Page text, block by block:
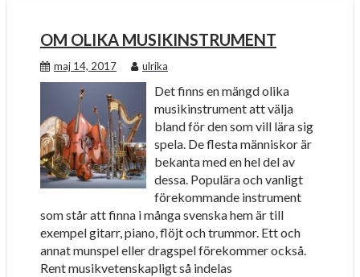
OM OLIKA MUSIKINSTRUMENT
maj 14, 2017 ulrika
Det finns en mängd olika
musikinstrument att välja
bland för den som vill lära sig
spela. De flesta människor är
bekanta med en hel del av
dessa. Populära och vanligt
förekommande instrument
som står att finna i många svenska hem är till
exempel gitarr, piano, flöjt och trummor. Ett och
annat munspel eller dragspel förekommer också.
Rent musikvetenskapligt så indelas